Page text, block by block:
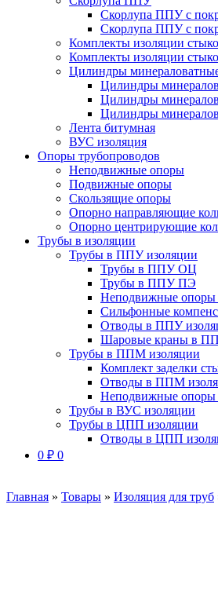
Скорлупа ППУ с
Скорлупа ППУ с
Комплекты изоляции
Комплекты изоляции
Цилиндры
Цилиндры
Цилиндры
Цилиндры
Лента битумная
ВУС изоляция
Опоры трубопроводов
Неподвижные опоры
Подвижные опоры
Скользящие опоры
Опорно направляющие
Опорно центрирующие
Трубы в изоляции
Трубы в ППУ изоляции
Трубы в ППУ ОЦ
Трубы в ППУ ПЭ
Неподвижные
Сильфонные
Отводы в ППУ
Шаровые краны в
Трубы в ППМ изоляции
Комплект заделки
Отводы в ППМ
Неподвижные
Трубы в ВУС изоляции
Трубы в ЦПП изоляции
Отводы в ЦПП
0 ₽ 0
Главная » Товары » Изоляция для труб